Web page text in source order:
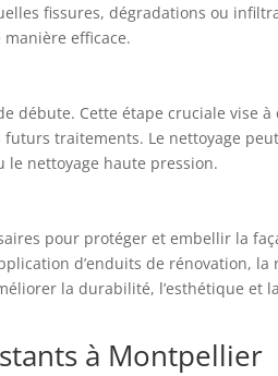
fissures, dégradations ou
efficace.
débute. Cette étape cruciale vise
traitements. Le nettoyage
le nettoyage haute pression.
pour protéger et embellir la
d’enduits de rénovation, la
la durabilité, l’esthétique et
à Montpellier